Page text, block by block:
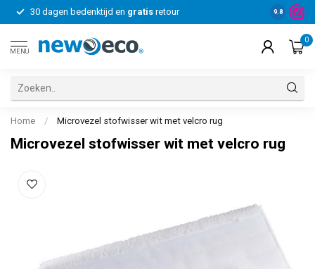
30 dagen bedenktijd en gratis retour Voor
9.8
MENU
0
Home / Microvezel stofwisser wit met velcro rug
Microvezel stofwisser wit met velcro rug